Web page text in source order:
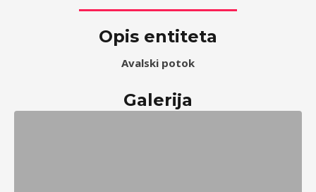
Opis entiteta
Avalski potok
Galerija